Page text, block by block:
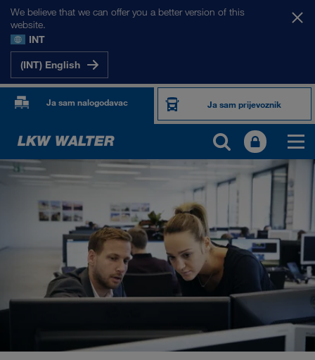
We believe that we can offer you a better version of this
website.
INT
(INT) English
Ja sam nalogodavac Ja sam prijevoznik
O NAMA
Informacije o poduzeću
SHEQ-menadžment
Društvena odgovornost